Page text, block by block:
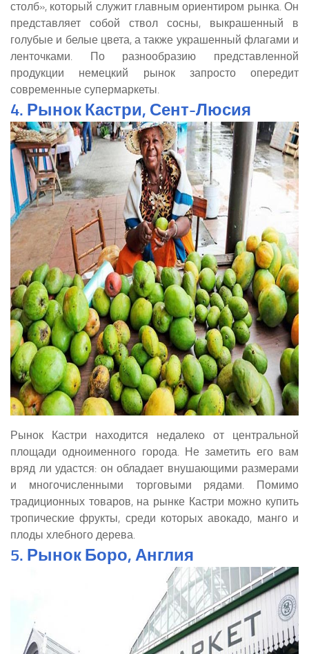
столб», который служит главным ориентиром рынка. Он
представляет собой ствол сосны, выкрашенный в
голубые и белые цвета, а также украшенный флагами и
ленточками. По разнообразию представленной
продукции немецкий рынок запросто опередит
современные супермаркеты.
4. Рынок Кастри, Сент-Люсия
Рынок Кастри находится недалеко от центральной
площади одноименного города. Не заметить его вам
вряд ли удастся: он обладает внушающими размерами
и многочисленными торговыми рядами. Помимо
традиционных товаров, на рынке Кастри можно купить
тропические фрукты, среди которых авокадо, манго и
плоды хлебного дерева.
5. Рынок Боро, Англия